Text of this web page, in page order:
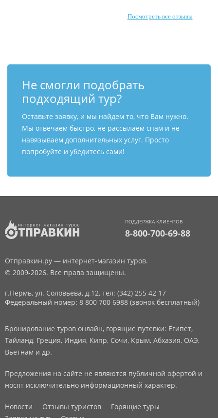
Посмотреть все отзывы
Не смогли подобрать
подходящий тур?
Оставьте заявку, и мы найдем то, что Вам нужно.
Мы отвечаем быстро, не рассылаем спам и не
навязываем дополнительных услуг. Просто
попробуйте и убедитесь сами!
ПОДДЕРЖКА КЛИЕНТОВ
8-800-700-69-88
Отправкин.ру — интернет-магазин туров.
© 2009-2026. Все права защищены.
г.Пермь, ул. Соловьева, д.12, тел: (342) 255 42 17
Федеральный номер: 8 800 700 6988 (звонок бесплатный)
Бронирование туров онлайн, горящие путевки: Египет,
Тайланд, Греция, Индия, Кипр, Сочи, Крым, Абхазия, ОАЭ,
Вьетнам и др.
Предложения на сайте не являются публичной офертой и
носят исключительно информационный характер.
Новости Отзывы туристов
Горящие туры